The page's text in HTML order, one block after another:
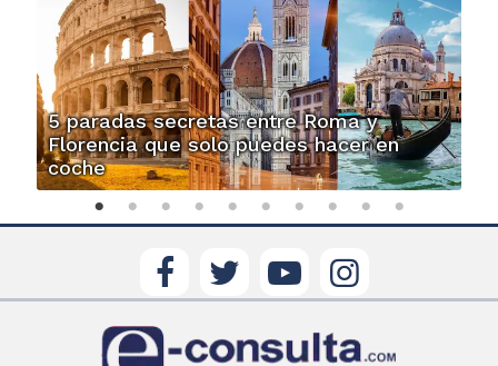
5 paradas secretas entre Roma y
Florencia que solo puedes hacer en
coche